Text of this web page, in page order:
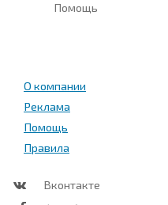
Помощь
О компании
Реклама
Помощь
Правила
Вконтакте